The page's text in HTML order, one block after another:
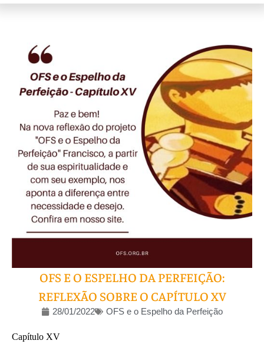
OFS E O ESPELHO DA PERFEIÇÃO:
REFLEXÃO SOBRE O CAPÍTULO XV
28/01/2022 OFS e o Espelho da Perfeição
Capítulo XV